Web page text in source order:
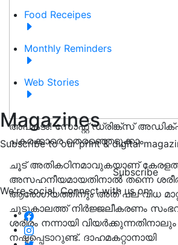
Food Receipes
Monthly Reminders
Web Stories
Magazines
Subscribe to our print & digital
Subscribe
We're social. Connect with us on:
അപകടം! സോഫ്റ്റ് ഡ്രിങ്ക്സ്
പകരക്കാരെ തെരഞ്ഞെടുക്കാം
ചൂട് അതികഠിനമാവുകയാണ്
അസഹനീയമായതിനാൽ തന്നെ
ആരോഗ്യത്തിനും അത് പല വിധ
ചൂടുകാലത്ത് നിർജ്ജലീകരണം
ശരീരം നന്നായി
നഷ്ടപ്പെടാറുണ്ട്. ദാഹമകറ്റാനായി